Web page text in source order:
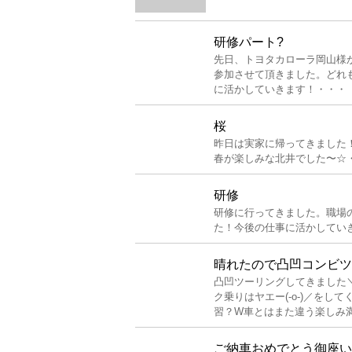
研修パート?
先日、トヨタカローラ岡山様
参加させて頂きました。どれ
に活かしていきます！・・・
桜
昨日は実家に帰ってきました
春が楽しみな北井でした〜☆
研修
研修に行ってきました。職場
た！今後の仕事に活かしてい
晴れたので凸凹コンビ
凸凹ツーリングしてきました
ク乗りはヤエー(-o-)／をして
習？W車とはまた違う楽しみ
ご納車おめでとう御座